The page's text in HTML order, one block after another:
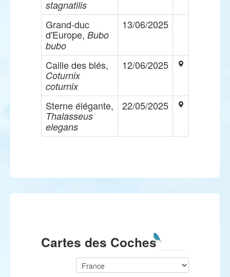
stagnatilis
Grand-duc
d'Europe, Bubo
bubo
13/06/2025
Caille des blés,
Coturnix
coturnix
12/06/2025
Sterne élégante,
Thalasseus
elegans
22/05/2025
Cartes des Coches